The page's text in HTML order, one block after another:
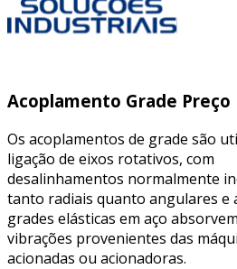
Acoplamento Grade Preço
Os acoplamentos de grade são
ligação de eixos rotativos, com
desalinhamentos normalmente
tanto radiais quanto angulares e
grades elásticas em aço
vibrações provenientes das
acionadas ou acionadoras.